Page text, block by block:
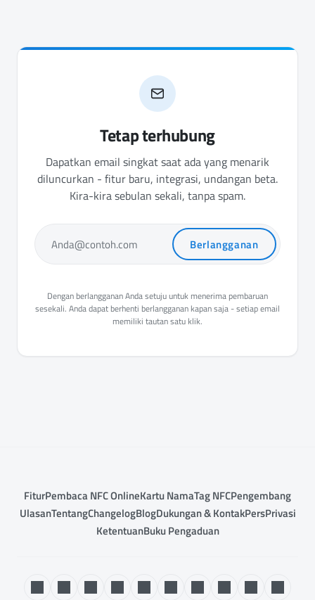
Tetap terhubung
Dapatkan email singkat saat ada yang menarik
diluncurkan - fitur baru, integrasi, undangan beta.
Kira-kira sebulan sekali, tanpa spam.
Anda@contoh.com Berlangganan
Dengan berlangganan Anda setuju untuk menerima pembaruan
sesekali. Anda dapat berhenti berlangganan kapan saja - setiap email
memiliki tautan satu klik.
FiturPembaca NFC OnlineKartu NamaTag NFCPengembang
UlasanTentangChangelogBlogDukungan & KontakPersPrivasi
KetentuanBuku Pengaduan